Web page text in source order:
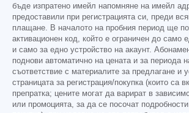
бъде изпратено имейл напомняне на имейл
предоставили при регистрацията си, преди
плащане. В началото на пробния период ще
активационен код, който е ограничен до само
и само за едно устройство на акаунт.
поднови автоматично на цената и за периода
съответствие с материалите за предлагане и
страницата за регистрация/покупка (които са
препратка; цените могат да варират в
или промоцията, за да се посочат